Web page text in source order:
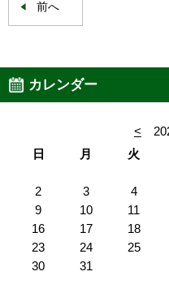
前へ
カレンダー
<
日
月 火
2
3 4
9
10 11
16
17 18
23
24 25
30
31